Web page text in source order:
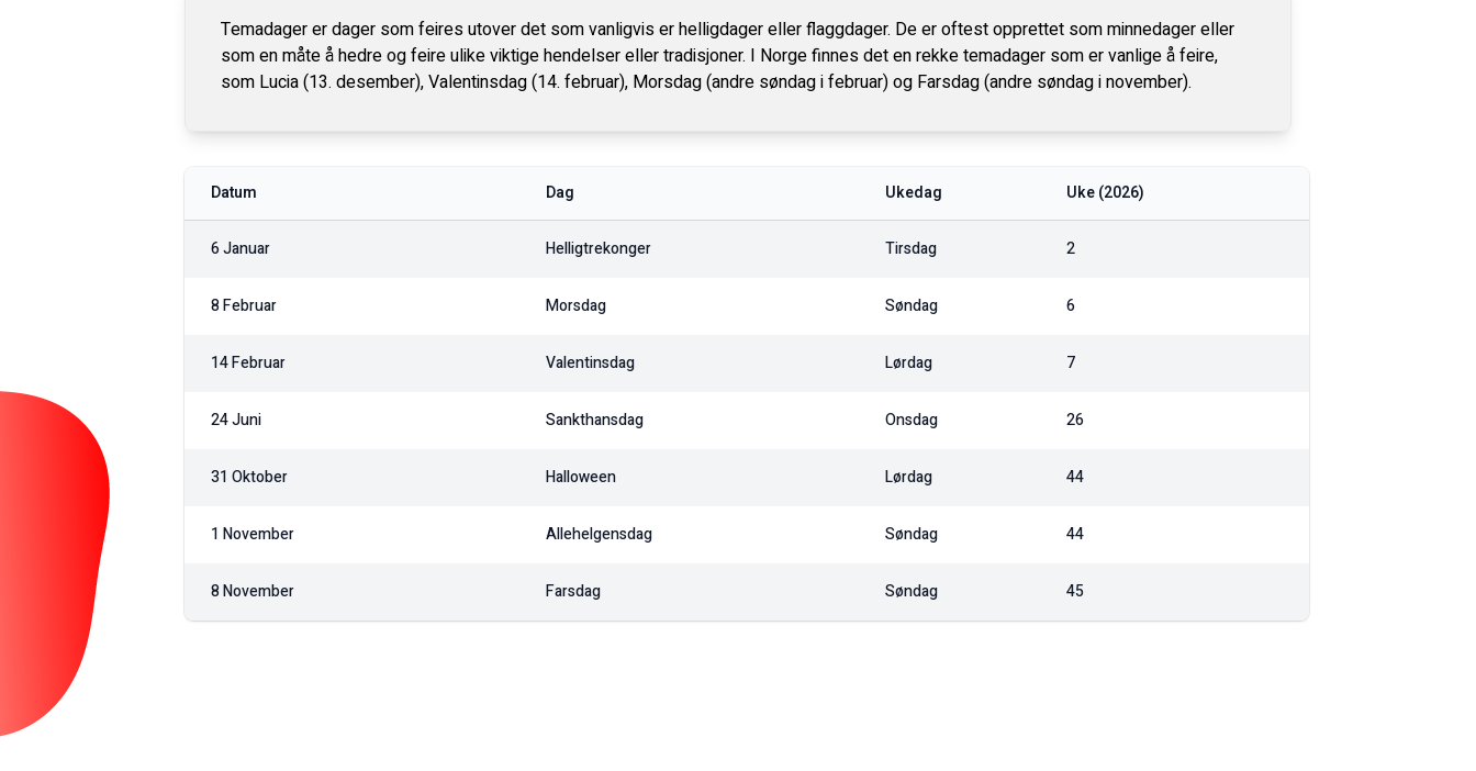
Temadager er dager som feires utover det som vanligvis er helligdager eller flaggdager. De er oftest opprettet som minnedager eller
som en måte å hedre og feire ulike viktige hendelser eller tradisjoner. I Norge finnes det en rekke temadager som er vanlige å feire,
som Lucia (13. desember), Valentinsdag (14. februar), Morsdag (andre søndag i februar) og Farsdag (andre søndag i november).
Datum Dag Ukedag Uke (2026)
6 Januar Helligtrekonger Tirsdag 2
8 Februar Morsdag Søndag 6
14 Februar Valentinsdag Lørdag 7
24 Juni Sankthansdag Onsdag 26
31 Oktober Halloween Lørdag 44
1 November Allehelgensdag Søndag 44
8 November Farsdag Søndag 45